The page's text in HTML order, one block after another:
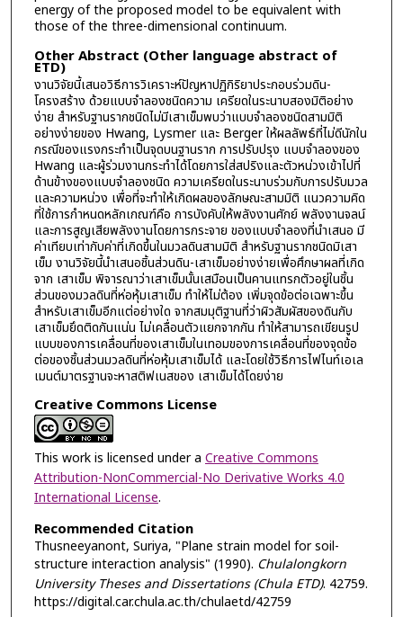
energy of the proposed model to be equivalent with
those of the three-dimensional continuum.
Other Abstract (Other language abstract of
ETD)
งานวิจัยนี้เสนอวิธีการวิเคราะห์ปัญหาปฏิกิริยาประกอบร่วมดิน-
โครงสร้าง ด้วยแบบจำลองชนิดความ เครียดในระนาบสองมิติอย่าง
ง่าย สำหรับฐานรากชนิดไม่มีเสาเข็มพบว่าแบบจำลองชนิดสามมิติ
อย่างง่ายของ Hwang, Lysmer และ Berger ให้ผลลัพธ์ที่ไม่ดีนักใน
กรณีของแรงกระทำเป็นจุดบนฐานราก การปรับปรุง แบบจำลองของ
Hwang และผู้ร่วมงานกระทำได้โดยการใส่สปริงและตัวหน่วงเข้าไปที่
ด้านข้างของแบบจำลองชนิด ความเครียดในระนาบร่วมกับการปรับมวล
และความหน่วง เพื่อที่จะทำให้เกิดผลของลักษณะสามมิติ แนวความคิด
ที่ใช้การกำหนดหลักเกณฑ์คือ การบังคับให้พลังงานศักย์ พลังงานจลน์
และการสูญเสียพลังงานโดยการกระจาย ของแบบจำลองที่นำเสนอ มี
ค่าเทียบเท่ากับค่าที่เกิดขึ้นในมวลดินสามมิติ สำหรับฐานรากชนิดมิเสา
เข็ม งานวิจัยนี้นำเสนอชิ้นส่วนดิน-เสาเข็มอย่างง่ายเพื่อศึกษาผลที่เกิด
จาก เสาเข็ม พิจารณาว่าเสาเข็มนั้นเสมือนเป็นคานแทรกตัวอยู่ในชิ้น
ส่วนของมวลดินที่ห่อหุ้มเสาเข็ม ทำให้ไม่ต้อง เพิ่มจุดข้อต่อเฉพาะขึ้น
สำหรับเสาเข็มอีกแต่อย่างใด จากสมมุติฐานที่ว่าผิวสัมผัสของดินกับ
เสาเข็มยึดติดกันแน่น ไม่เคลื่อนตัวแยกจากกัน ทำให้สามารถเขียนรูป
แบบของการเคลื่อนที่ของเสาเข็มในเทอมของการเคลื่อนที่ของจุดข้อ
ต่อของชิ้นส่วนมวลดินที่ห่อหุ้มเสาเข็มได้ และโดยใช้วิธีการไฟไนท์เอเล
เมนต์มาตรฐานจะหาสติฟเนสของ เสาเข็มได้โดยง่าย
Creative Commons License
This work is licensed under a Creative Commons
Attribution-NonCommercial-No Derivative Works 4.0
International License.
Recommended Citation
Thusneeyanont, Suriya, "Plane strain model for soil-
structure interaction analysis" (1990). Chulalongkorn
University Theses and Dissertations (Chula ETD). 42759.
https://digital.car.chula.ac.th/chulaetd/42759